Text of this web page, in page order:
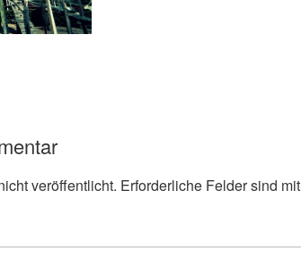
veröffentlicht. Erforderliche Felder sind mit